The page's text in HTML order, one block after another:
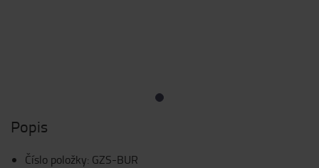
Popis
Číslo položky: GZS-BUR